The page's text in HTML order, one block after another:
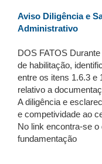
Aviso Diligência e
Administrativo
DOS FATOS
de habilitação,
entre os itens 1.6.3 e
relativo a
A diligência e
e competividade ao
No link encontra-se
fundamentação